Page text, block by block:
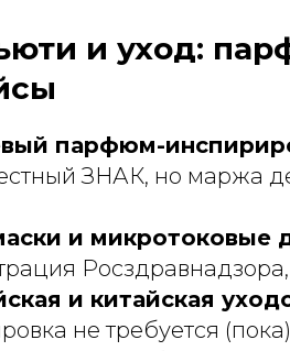
и уход:
парфюм-
ЗНАК, но маржа
и микротоковые
и китайская
не требуется